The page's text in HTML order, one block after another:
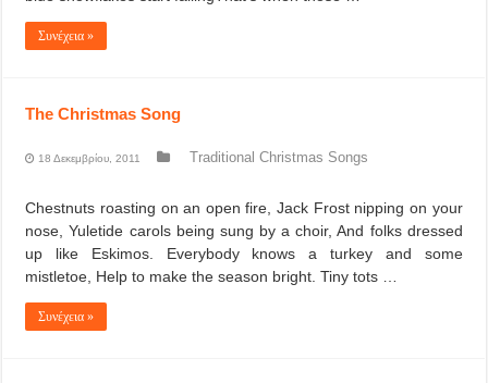
Συνέχεια »
The Christmas Song
18 Δεκεμβρίου, 2011 Traditional Christmas Songs
Chestnuts roasting on an open fire, Jack Frost nipping on your
nose, Yuletide carols being sung by a choir, And folks dressed
up like Eskimos. Everybody knows a turkey and some
mistletoe, Help to make the season bright. Tiny tots …
Συνέχεια »